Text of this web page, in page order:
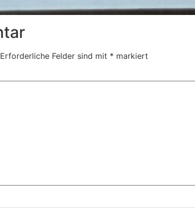
Erforderliche Felder sind mit * markiert